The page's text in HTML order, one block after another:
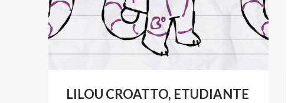
LILOU CROATTO, ETUDIANTE